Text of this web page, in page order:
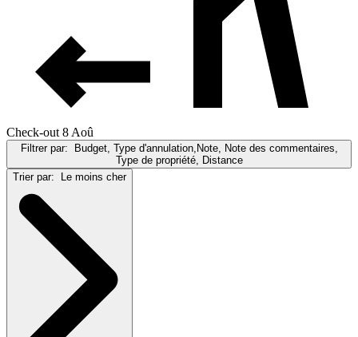
Check-out 8 Aoû
Filtrer par: Budget, Type d'annulation,Note, Note des commentaires,
Type de propriété, Distance
Trier par: Le moins cher